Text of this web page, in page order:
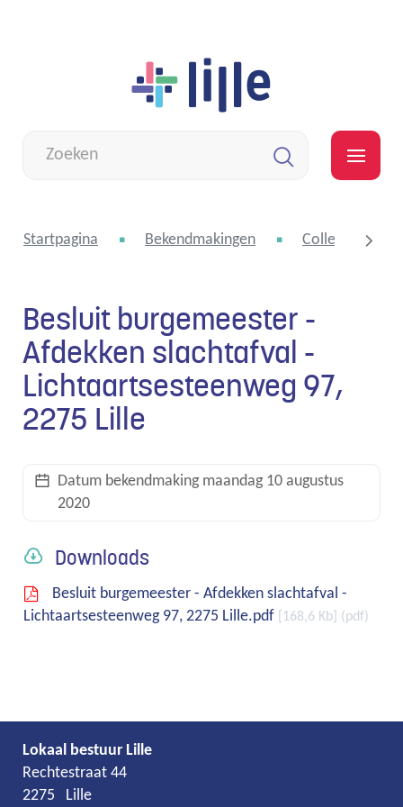
inhoud
zoek
naar
Startpagina Bekendmakingen College van
Besluit burgemeester -
Afdekken slachtafval -
Lichtaartsesteenweg 97,
2275 Lille
Datum bekendmakingmaandag 10 augustus
2020
Downloads
Besluit burgemeester - Afdekken slachtafval -
Lichtaartsesteenweg 97, 2275 Lille.pdf
168,6 Kb pdf
Lokaal bestuur Lille
Adres
Rechtestraat 44
2275
Lille
Tel.
E-
mail